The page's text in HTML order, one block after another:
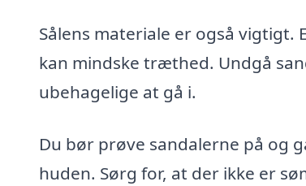
Sålens materiale er også
kan mindske træthed. Undgå
ubehagelige at gå i.
Du bør prøve sandalerne på og
huden. Sørg for, at der ikke er